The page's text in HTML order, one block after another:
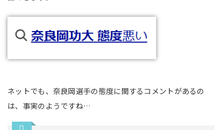
ネットでも、奈良岡選手の態度に関するコメントがあるの
は、事実のようですね…